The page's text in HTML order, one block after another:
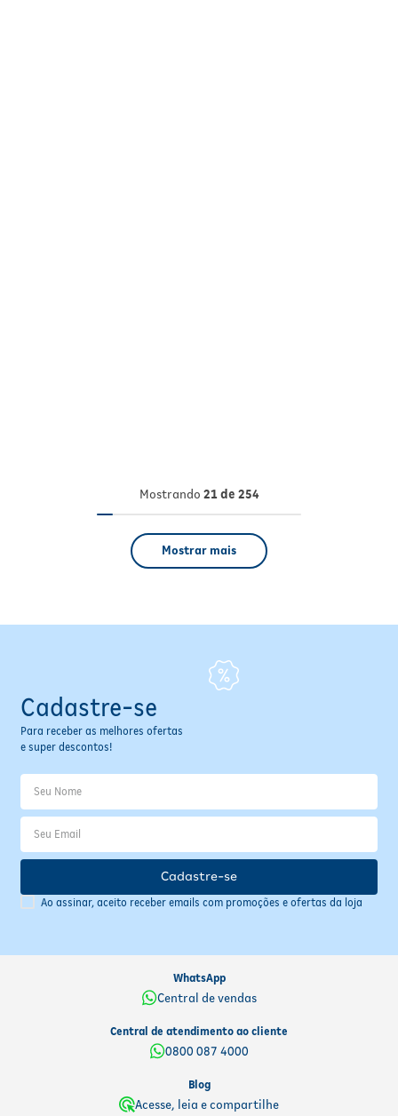
Mostrando 21 de 254
Mostrar mais
Cadastre-se
Para receber as melhores ofertas
e super descontos!
Ao assinar, aceito receber emails com promoções e ofertas da loja
Cadastre-se
WhatsApp
Central de vendas
Central de atendimento ao cliente
0800 087 4000
Blog
Acesse, leia e compartilhe